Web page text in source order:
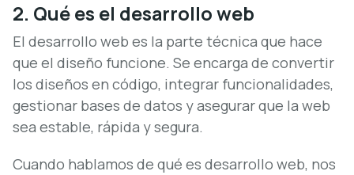
2. Qué es el desarrollo web
El desarrollo web es la parte técnica que hace
que el diseño funcione. Se encarga de convertir
los diseños en código, integrar funcionalidades,
gestionar bases de datos y asegurar que la web
sea estable, rápida y segura.
Cuando hablamos de qué es desarrollo web, nos